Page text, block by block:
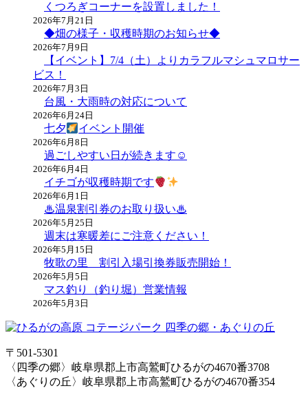
くつろぎコーナーを設置しました！
2026年7月21日
◆畑の様子・収穫時期のお知らせ◆
2026年7月9日
【イベント】7/4（土）よりカラフルマシュマロサー
ビス！
2026年7月3日
台風・大雨時の対応について
2026年6月24日
七夕 イベント開催
2026年6月8日
過ごしやすい日が続きます☺
2026年6月4日
イチゴが収穫時期です
2026年6月1日
♨温泉割引券のお取り扱い♨
2026年5月25日
週末は寒暖差にご注意ください！
2026年5月15日
牧歌の里 割引入場引換券販売開始！
2026年5月5日
マス釣り（釣り堀）営業情報
2026年5月3日
〒501-5301
〈四季の郷〉岐阜県郡上市高鷲町ひるがの4670番3708
〈あぐりの丘〉岐阜県郡上市高鷲町ひるがの4670番354